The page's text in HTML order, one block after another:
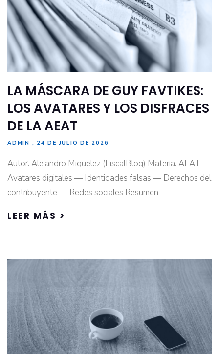
LA MÁSCARA DE GUY FAVTIKES:
LOS AVATARES Y LOS DISFRACES
DE LA AEAT
ADMIN 24 DE JULIO DE 2026
Autor: Alejandro Miguelez (FiscalBlog) Materia: AEAT —
Avatares digitales — Identidades falsas — Derechos del
contribuyente — Redes sociales Resumen
LEER MÁS >